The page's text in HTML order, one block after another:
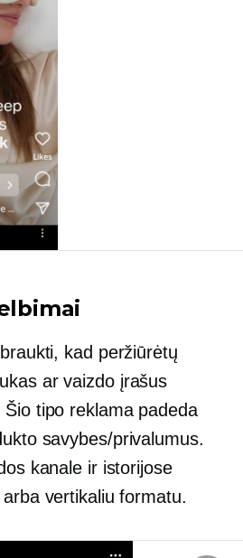
kad peržiūrėtų
ar vaizdo įrašus
tipo reklama padeda
savybes/privalumus.
kanale ir istorijose
vertikaliu formatu.